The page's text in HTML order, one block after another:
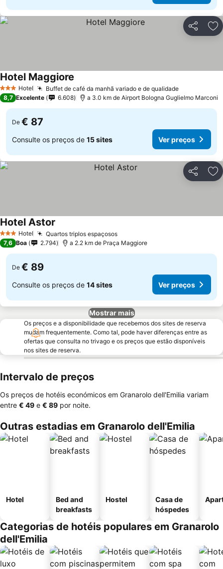
Partilhar
3 EstrelasHotel Buffet de café da manhã variado e de qualidadeVer preços
Hotel Maggiore
8,7 Excelente 6.608 a 3.0 km de Airport Bologna Guglielmo Marconi
De € 87
Consulte os preços de 15 sites Ver preços
Partilhar
3 EstrelasHotel Quartos triplos espaçososVer preços
Hotel Astor
7,6 Boa 2.794 a 2.2 km de Praça Maggiore
De € 89
Consulte os preços de 14 sites Ver preços
Mostrar mais
Os preços e a disponibilidade que recebemos dos sites de reserva
mudam frequentemente. Como tal, pode haver diferenças entre as
ofertas que consulta no trivago e os preços que estão disponíveis
nos sites de reserva.
Intervalo de preços
Os preços de hotéis económicos em Granarolo dell'Emilia variam
entre ‎€ 49 e ‎€ 89 por noite.
Outras estadias em Granarolo dell'Emilia
Hotel
Bed and
breakfasts
Hostel
Casa de
hóspedes
Categorias de hotéis populares em Granarolo
dell'Emilia